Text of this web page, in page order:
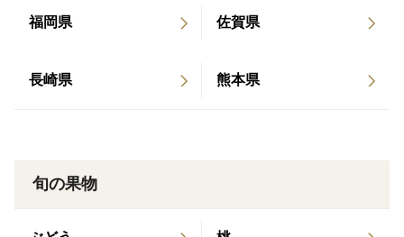
※※※※※※※※※※※※※※※※※
【内容量】 ：3kg
【保存方法】：直射日光が当たらず、風通しが良く涼し
福岡県 佐賀県
長崎県 熊本県
旬の果物